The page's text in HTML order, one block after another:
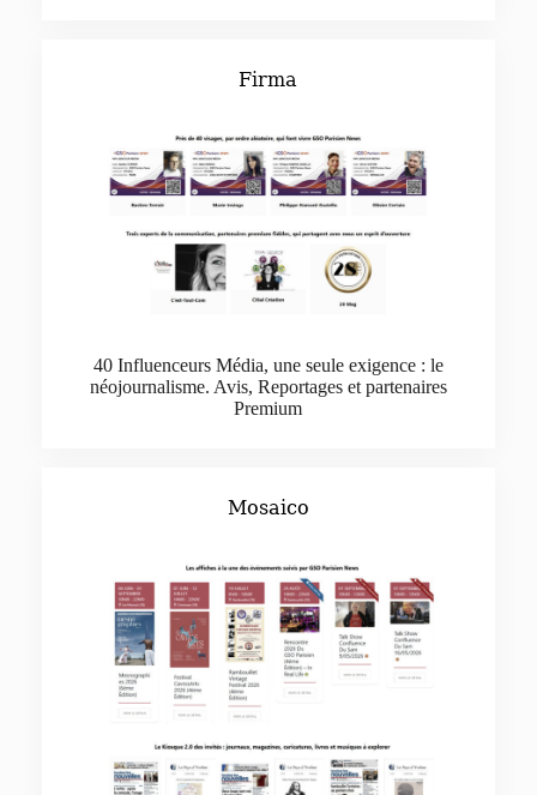
Firma
40 Influenceurs Média, une seule exigence : le
néojournalisme. Avis, Reportages et partenaires
Premium
Mosaico